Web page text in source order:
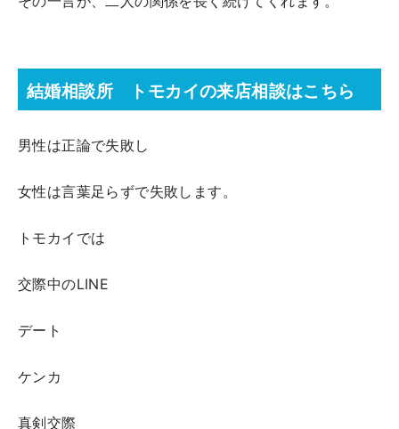
結婚相談所 トモカイの来店相談はこちら
男性は正論で失敗し
女性は言葉足らずで失敗します。
トモカイでは
交際中のLINE
デート
ケンカ
真剣交際